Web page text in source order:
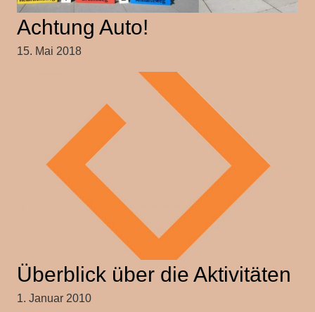
Achtung Auto!
15. Mai 2018
Überblick über die Aktivitäten
1. Januar 2010